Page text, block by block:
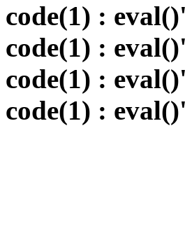
code(1) :
code(1) :
code(1) :
code(1) :